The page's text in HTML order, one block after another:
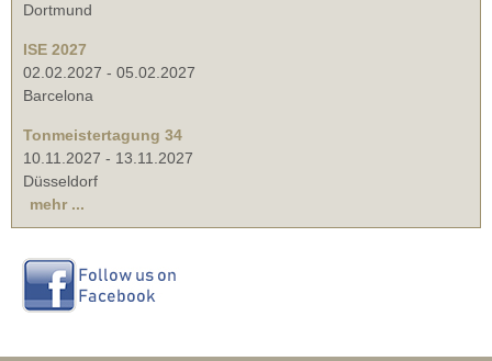
Dortmund
ISE 2027
02.02.2027 - 05.02.2027
Barcelona
Tonmeistertagung 34
10.11.2027 - 13.11.2027
Düsseldorf
mehr ...